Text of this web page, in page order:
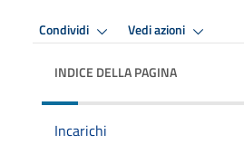
Condividi Vedi azioni
INDICE DELLA PAGINA
Incarichi